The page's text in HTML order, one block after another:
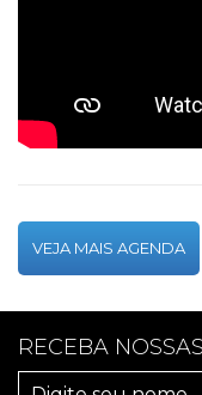
VEJA MAIS AGENDA
RECEBA